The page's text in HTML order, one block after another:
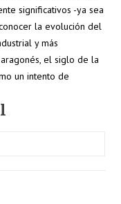
significativos -ya sea
la evolución del
y más
el siglo de la
un intento de